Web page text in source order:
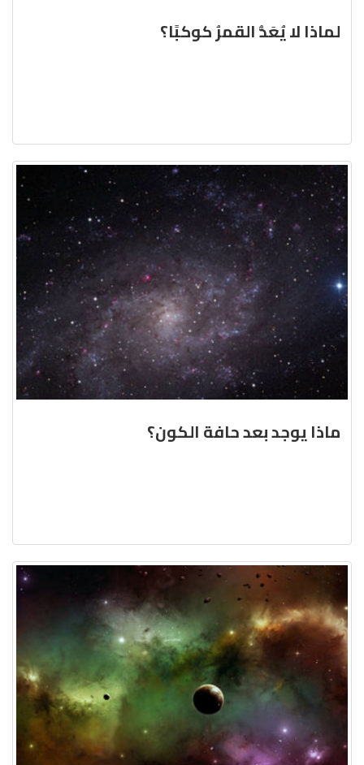
لماذا لا يُعَدُّ القمرُ كوكبًا؟
ماذا يوجد بعد حافة الكون؟